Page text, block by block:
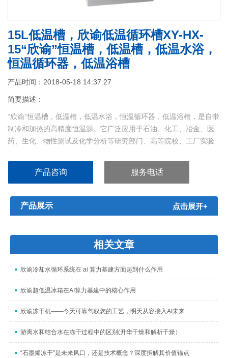
15L低温槽，欣谕低温循环槽XY-HX-
15“欣谕”恒温槽，低温槽，低温水浴，
恒温循环器，低温浴槽
产品时间：2018-05-18 14:37:27
简要描述：
“欣谕”恒温槽，低温槽，低温水浴，恒温循环器，低温浴槽，是自带
制冷和加热的高精度恒温源。它广泛应用于石油、化工、冶金、医
药、生化、物性测试及化学分析等研究部门、高等院校、工厂实验
计、医用...
产品咨询 服务电话
产品展示 点击展开+
相关文章
欣谕冷却水循环系统在 ai 算力基建方面起到什么作用
欣谕超低温冰箱在AI算力基建中的核心作用
欣谕冻干机——今天可靠驾驭您的工艺，明天从容接入AI未来
游离水和结合水在冻干过程中的区别(升华干燥和解析干燥）
“石墨烯冻干”是未来风口，还是技术概念？深度拆解其价值锚点